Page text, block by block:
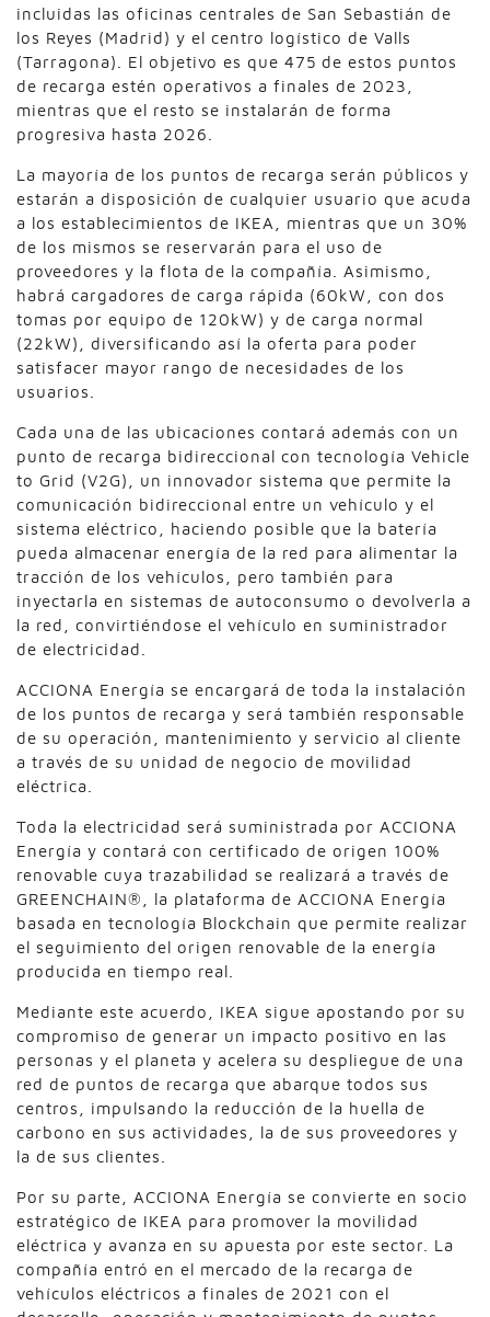
incluidas las oficinas centrales de San Sebastián de
los Reyes (Madrid) y el centro logístico de Valls
(Tarragona). El objetivo es que 475 de estos puntos
de recarga estén operativos a finales de 2023,
mientras que el resto se instalarán de forma
progresiva hasta 2026.
La mayoría de los puntos de recarga serán públicos y
estarán a disposición de cualquier usuario que acuda
a los establecimientos de IKEA, mientras que un 30%
de los mismos se reservarán para el uso de
proveedores y la flota de la compañía. Asimismo,
habrá cargadores de carga rápida (60kW, con dos
tomas por equipo de 120kW) y de carga normal
(22kW), diversificando así la oferta para poder
satisfacer mayor rango de necesidades de los
usuarios.
Cada una de las ubicaciones contará además con un
punto de recarga bidireccional con tecnología Vehicle
to Grid (V2G), un innovador sistema que permite la
comunicación bidireccional entre un vehículo y el
sistema eléctrico, haciendo posible que la batería
pueda almacenar energía de la red para alimentar la
tracción de los vehículos, pero también para
inyectarla en sistemas de autoconsumo o devolverla a
la red, convirtiéndose el vehículo en suministrador
de electricidad.
ACCIONA Energía se encargará de toda la instalación
de los puntos de recarga y será también responsable
de su operación, mantenimiento y servicio al cliente
a través de su unidad de negocio de movilidad
eléctrica.
Toda la electricidad será suministrada por ACCIONA
Energía y contará con certificado de origen 100%
renovable cuya trazabilidad se realizará a través de
GREENCHAIN®, la plataforma de ACCIONA Energía
basada en tecnología Blockchain que permite realizar
el seguimiento del origen renovable de la energía
producida en tiempo real.
Mediante este acuerdo, IKEA sigue apostando por su
compromiso de generar un impacto positivo en las
personas y el planeta y acelera su despliegue de una
red de puntos de recarga que abarque todos sus
centros, impulsando la reducción de la huella de
carbono en sus actividades, la de sus proveedores y
la de sus clientes.
Por su parte, ACCIONA Energía se convierte en socio
estratégico de IKEA para promover la movilidad
eléctrica y avanza en su apuesta por este sector. La
compañía entró en el mercado de la recarga de
vehículos eléctricos a finales de 2021 con el